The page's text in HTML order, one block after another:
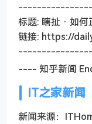
标题: 瞎扯 · 如
链接: https://
---- 知乎新闻
IT之家新闻
新闻来源：